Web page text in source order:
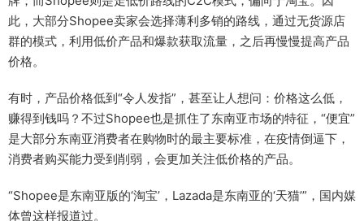
此，大部分Shopee卖家会选择薄利多销的路线，通过无货源店
群的模式，利用低价产品和爆款获取流量，之后再慢慢提高产品
价格。
有时，产品价格低到“令人发指”，甚至让人想问：价格这么低，
赚得到钱吗？不过Shopee也是抓住了东南亚市场的特征，“便宜”
是大部分东南亚消费者在购物时的最主要标准，在疫情倒逼下，
消费者购买能力受到削弱，会更加关注低价格的产品。
“Shopee是东南亚版的‘淘宝’，Lazada是东南亚的‘天猫’”，国内媒
体曾这样报道过。